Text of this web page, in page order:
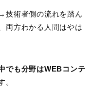
技術者側の流れを踏ん
両方わかる人間はやは
でも分野はWEBコンテ
。